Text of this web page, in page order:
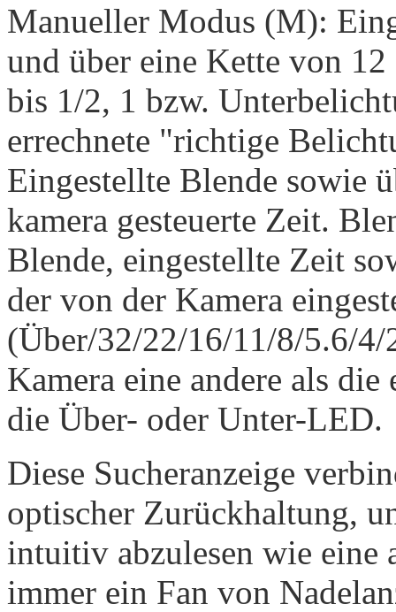
Manueller Modus (M):
und über eine Kette von
bis 1/2, 1 bzw.
errechnete "richtige
Eingestellte Blende sowie
kamera gesteuerte Zeit.
Blende, eingestellte Zeit
der von der Kamera
(Über/32/22/16/11/8/5.6/
Kamera eine andere als
die Über- oder Unter-LED.
Diese Sucheranzeige
optischer Zurückhaltung,
intuitiv abzulesen wie eine
immer ein Fan von